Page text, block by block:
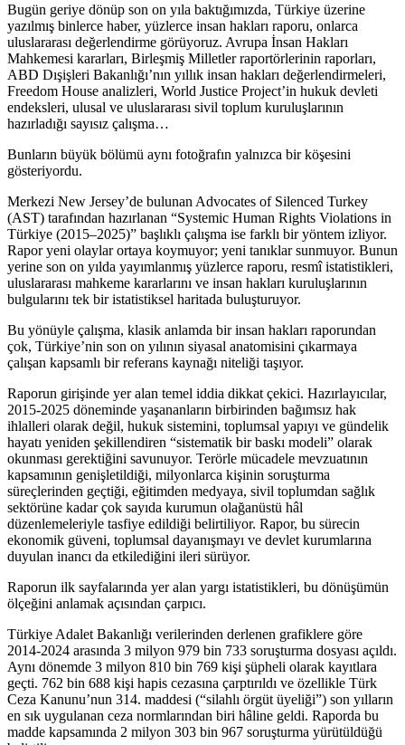
Bugün geriye dönüp son on yıla baktığımızda, Türkiye üzerine
yazılmış binlerce haber, yüzlerce insan hakları raporu, onlarca
uluslararası değerlendirme görüyoruz. Avrupa İnsan Hakları
Mahkemesi kararları, Birleşmiş Milletler raportörlerinin raporları,
ABD Dışişleri Bakanlığı’nın yıllık insan hakları değerlendirmeleri,
Freedom House analizleri, World Justice Project’in hukuk devleti
endeksleri, ulusal ve uluslararası sivil toplum kuruluşlarının
hazırladığı sayısız çalışma…
Bunların büyük bölümü aynı fotoğrafın yalnızca bir köşesini
gösteriyordu.
Merkezi New Jersey’de bulunan Advocates of Silenced Turkey
(AST) tarafından hazırlanan “Systemic Human Rights Violations in
Türkiye (2015–2025)” başlıklı çalışma ise farklı bir yöntem izliyor.
Rapor yeni olaylar ortaya koymuyor; yeni tanıklar sunmuyor. Bunun
yerine son on yılda yayımlanmış yüzlerce raporu, resmî istatistikleri,
uluslararası mahkeme kararlarını ve insan hakları kuruluşlarının
bulgularını tek bir istatistiksel haritada buluşturuyor.
Bu yönüyle çalışma, klasik anlamda bir insan hakları raporundan
çok, Türkiye’nin son on yılının siyasal anatomisini çıkarmaya
çalışan kapsamlı bir referans kaynağı niteliği taşıyor.
Raporun girişinde yer alan temel iddia dikkat çekici. Hazırlayıcılar,
2015-2025 döneminde yaşananların birbirinden bağımsız hak
ihlalleri olarak değil, hukuk sistemini, toplumsal yapıyı ve gündelik
hayatı yeniden şekillendiren “sistematik bir baskı modeli” olarak
okunması gerektiğini savunuyor. Terörle mücadele mevzuatının
kapsamının genişletildiği, milyonlarca kişinin soruşturma
süreçlerinden geçtiği, eğitimden medyaya, sivil toplumdan sağlık
sektörüne kadar çok sayıda kurumun olağanüstü hâl
düzenlemeleriyle tasfiye edildiği belirtiliyor. Rapor, bu sürecin
ekonomik güveni, toplumsal dayanışmayı ve devlet kurumlarına
duyulan inancı da etkilediğini ileri sürüyor.
Raporun ilk sayfalarında yer alan yargı istatistikleri, bu dönüşümün
ölçeğini anlamak açısından çarpıcı.
Türkiye Adalet Bakanlığı verilerinden derlenen grafiklere göre
2014-2024 arasında 3 milyon 979 bin 733 soruşturma dosyası açıldı.
Aynı dönemde 3 milyon 810 bin 769 kişi şüpheli olarak kayıtlara
geçti. 762 bin 688 kişi hapis cezasına çarptırıldı ve özellikle Türk
Ceza Kanunu’nun 314. maddesi (“silahlı örgüt üyeliği”) son yılların
en sık uygulanan ceza normlarından biri hâline geldi. Raporda bu
madde kapsamında 2 milyon 303 bin 967 soruşturma yürütüldüğü